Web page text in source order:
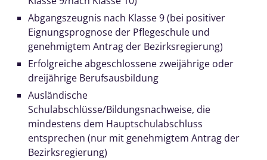
Abgangszeugnis nach Klasse 9 (bei positiver
Eignungsprognose der Pflegeschule und
genehmigtem Antrag der Bezirksregierung)
Erfolgreiche abgeschlossene zweijährige oder
dreijährige Berufsausbildung
Ausländische
Schulabschlüsse/Bildungsnachweise, die
mindestens dem Hauptschulabschluss
entsprechen (nur mit genehmigtem Antrag der
Bezirksregierung)